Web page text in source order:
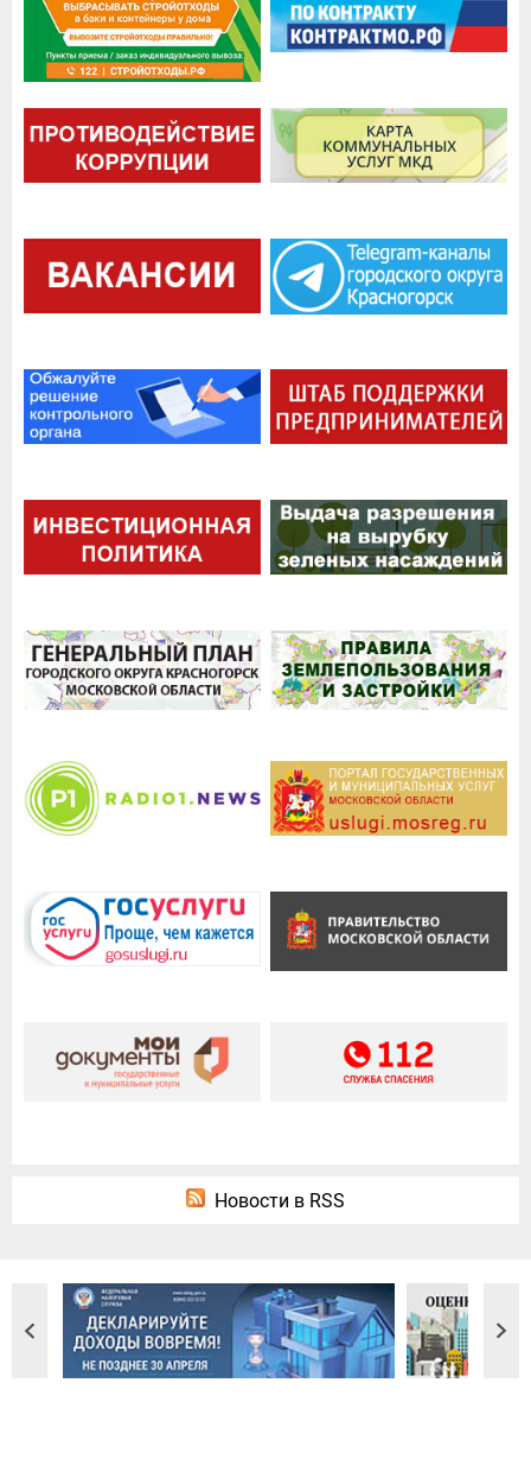
Новости в RSS